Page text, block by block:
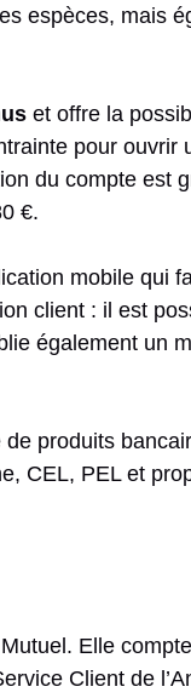
espèces, mais
et offre la
pour ouvrir
du compte est
€.
mobile qui
client : il est
également un
produits
CEL, PEL et
Elle
Client de